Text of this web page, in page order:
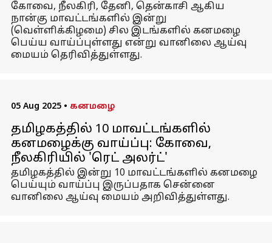
கோவை, நீலகிரி, தேனி, தென்காசி ஆகிய
நான்கு மாவட்டங்களில் இன்று
(வெள்ளிக்கிழமை) சில இடங்களில் கனமழை
பெய்ய வாய்ப்புள்ளது என்று வானிலை ஆய்வு
மையம் தெரிவித்துள்ளது.
05 Aug 2025 • கனமழை
தமிழகத்தில் 10 மாவட்டங்களில்
கனமழைக்கு வாய்ப்பு: கோவை,
நீலகிரியில் 'ரெட் அலர்ட்'
தமிழகத்தில் இன்று 10 மாவட்டங்களில் கனமழை
பெய்யும் வாய்ப்பு இருப்பதாக சென்னை
வானிலை ஆய்வு மையம் அறிவித்துள்ளது.